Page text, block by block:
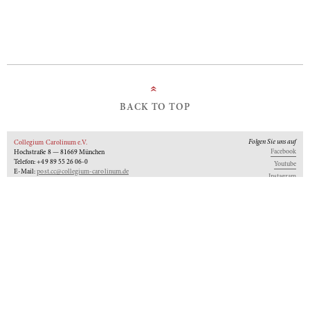
»
BACK TO TOP
Collegium Carolinum e.V.
Hochstraße 8 — 81669 München
Telefon: +49 89 55 26 06-0
E-Mail:post.cc@collegium-carolinum.de
Folgen Sie uns auf
Facebook
Youtube
Instagram